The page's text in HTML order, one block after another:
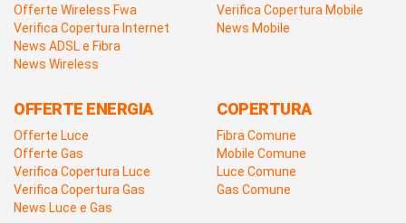
Offerte Wireless Fwa
Verifica Copertura Internet
News ADSL e Fibra
News Wireless
Verifica Copertura Mobile
News Mobile
OFFERTE ENERGIA
Offerte Luce
Offerte Gas
Verifica Copertura Luce
Verifica Copertura Gas
News Luce e Gas
COPERTURA
Fibra Comune
Mobile Comune
Luce Comune
Gas Comune